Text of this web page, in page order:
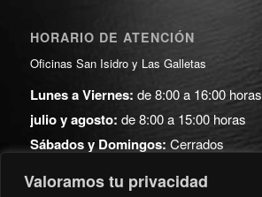
Valoramos tu privacidad
HORARIO DE ATENCIÓN
Oficinas San Isidro y Las Galletas
Lunes a Viernes: de 8:00 a 16:00 horas
julio y agosto: de 8:00 a 15:00 horas
Sábados y Domingos: Cerrados